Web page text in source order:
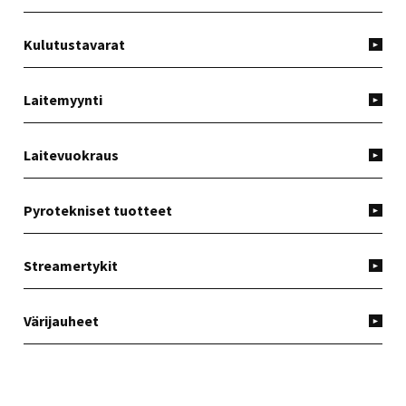
Kulutustavarat
Laitemyynti
Laitevuokraus
Pyrotekniset tuotteet
Streamertykit
Värijauheet